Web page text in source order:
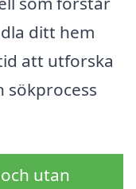
ditt hem
att utforska
sökprocess
utan